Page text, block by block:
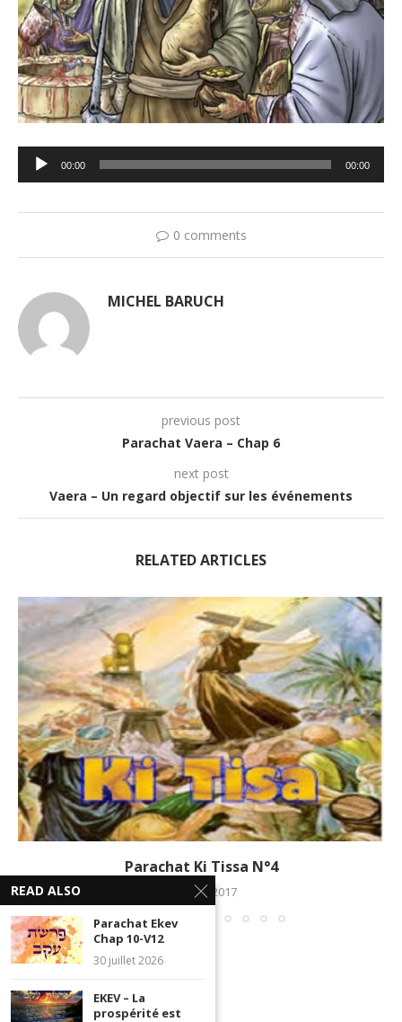
Lecteur
audio
00:00 00:00
0 comments
MICHEL BARUCH
previous post
Parachat Vaera – Chap 6
next post
Vaera – Un regard objectif sur les événements
RELATED ARTICLES
Parachat Ki Tissa N°4
17 mars 2017
READ ALSO
Parachat Ekev
Chap 10-V12
30 juillet 2026
EKEV – La
prospérité est